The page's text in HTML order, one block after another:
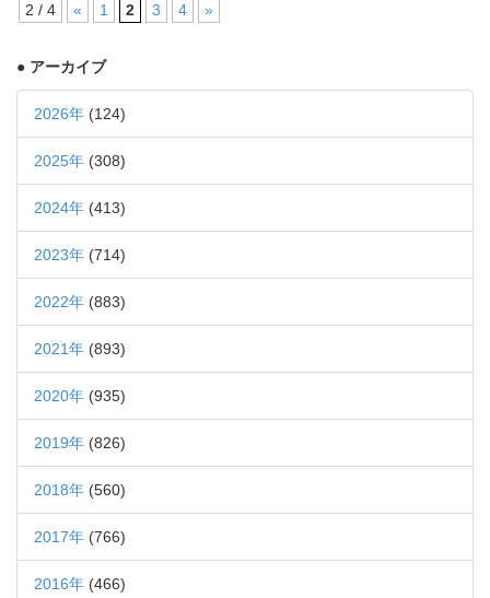
2 / 4 « 1 2 3 4 »
● アーカイブ
2026年 (124)
2025年 (308)
2024年 (413)
2023年 (714)
2022年 (883)
2021年 (893)
2020年 (935)
2019年 (826)
2018年 (560)
2017年 (766)
2016年 (466)